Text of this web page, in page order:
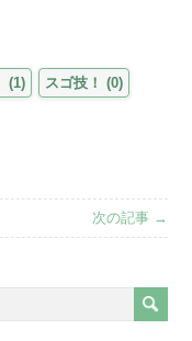
(1) スゴ技！ (0)
次の記事 →